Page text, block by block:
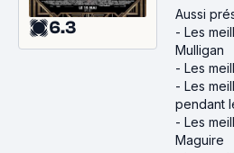
6.3
Aussi
- Les
Mulligan
- Les
- Les
pendant
- Les
Maguire